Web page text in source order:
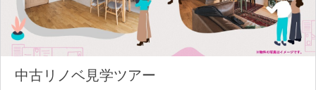
中古リノベ見学ツアー